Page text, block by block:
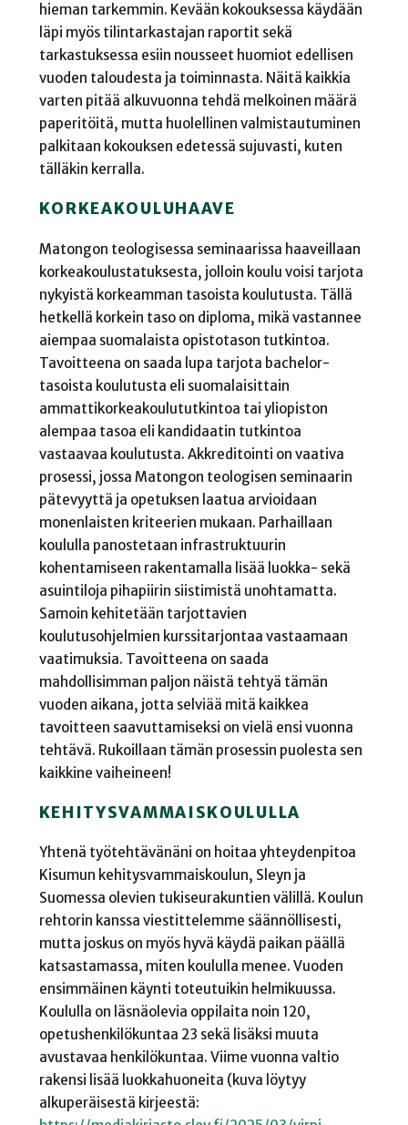
hieman tarkemmin. Kevään kokouksessa käydään
läpi myös tilintarkastajan raportit sekä
tarkastuksessa esiin nousseet huomiot edellisen
vuoden taloudesta ja toiminnasta. Näitä kaikkia
varten pitää alkuvuonna tehdä melkoinen määrä
paperitöitä, mutta huolellinen valmistautuminen
palkitaan kokouksen edetessä sujuvasti, kuten
tälläkin kerralla.
KORKEAKOULUHAAVE
Matongon teologisessa seminaarissa haaveillaan
korkeakoulustatuksesta, jolloin koulu voisi tarjota
nykyistä korkeamman tasoista koulutusta. Tällä
hetkellä korkein taso on diploma, mikä vastannee
aiempaa suomalaista opistotason tutkintoa.
Tavoitteena on saada lupa tarjota bachelor-
tasoista koulutusta eli suomalaisittain
ammattikorkeakoulututkintoa tai yliopiston
alempaa tasoa eli kandidaatin tutkintoa
vastaavaa koulutusta. Akkreditointi on vaativa
prosessi, jossa Matongon teologisen seminaarin
pätevyyttä ja opetuksen laatua arvioidaan
monenlaisten kriteerien mukaan. Parhaillaan
koululla panostetaan infrastruktuurin
kohentamiseen rakentamalla lisää luokka- sekä
asuintiloja pihapiirin siistimistä unohtamatta.
Samoin kehitetään tarjottavien
koulutusohjelmien kurssitarjontaa vastaamaan
vaatimuksia. Tavoitteena on saada
mahdollisimman paljon näistä tehtyä tämän
vuoden aikana, jotta selviää mitä kaikkea
tavoitteen saavuttamiseksi on vielä ensi vuonna
tehtävä. Rukoillaan tämän prosessin puolesta sen
kaikkine vaiheineen!
KEHITYSVAMMAISKOULULLA
Yhtenä työtehtävänäni on hoitaa yhteydenpitoa
Kisumun kehitysvammaiskoulun, Sleyn ja
Suomessa olevien tukiseurakuntien välillä. Koulun
rehtorin kanssa viestittelemme säännöllisesti,
mutta joskus on myös hyvä käydä paikan päällä
katsastamassa, miten koululla menee. Vuoden
ensimmäinen käynti toteutuikin helmikuussa.
Koululla on läsnäolevia oppilaita noin 120,
opetushenkilökuntaa 23 sekä lisäksi muuta
avustavaa henkilökuntaa. Viime vuonna valtio
rakensi lisää luokkahuoneita (kuva löytyy
alkuperäisestä kirjeestä: